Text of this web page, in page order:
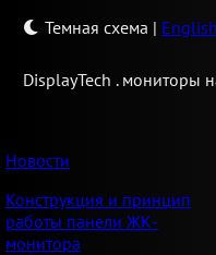
Темная схема | English
DisplayTech . мониторы
Новости
Конструкция и принцип
работы панели ЖК-
монитора